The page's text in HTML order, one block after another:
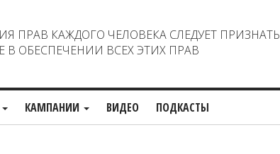
КАЖДОГО ЧЕЛОВЕКА СЛЕДУЕТ ПРИЗНАТЬ
ОБЕСПЕЧЕНИИ ВСЕХ ЭТИХ ПРАВ
КАМПАНИИ ВИДЕО ПОДКАСТЫ